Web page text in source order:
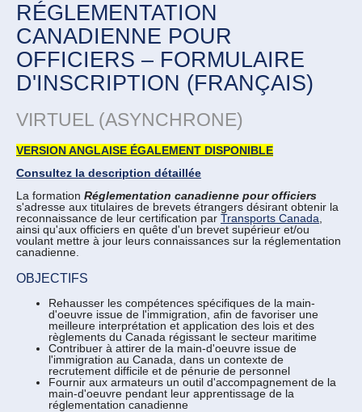
RÉGLEMENTATION
CANADIENNE POUR
OFFICIERS – FORMULAIRE
D'INSCRIPTION (FRANÇAIS)
VIRTUEL (ASYNCHRONE)
VERSION ANGLAISE ÉGALEMENT DISPONIBLE
Consultez la description détaillée
La formation Réglementation canadienne pour officiers
s'adresse aux titulaires de brevets étrangers désirant obtenir la
reconnaissance de leur certification par Transports Canada,
ainsi qu'aux officiers en quête d'un brevet supérieur et/ou
voulant mettre à jour leurs connaissances sur la réglementation
canadienne.
OBJECTIFS
Rehausser les compétences spécifiques de la main-
d'oeuvre issue de l'immigration, afin de favoriser une
meilleure interprétation et application des lois et des
règlements du Canada régissant le secteur maritime
Contribuer à attirer de la main-d'oeuvre issue de
l'immigration au Canada, dans un contexte de
recrutement difficile et de pénurie de personnel
Fournir aux armateurs un outil d'accompagnement de la
main-d'oeuvre pendant leur apprentissage de la
réglementation canadienne